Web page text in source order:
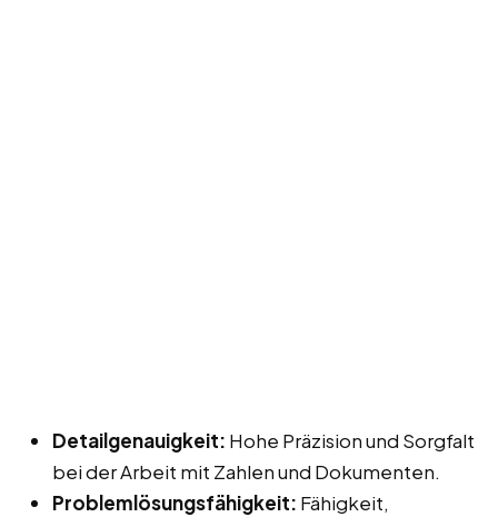
Detailgenauigkeit: Hohe Präzision und Sorgfalt
bei der Arbeit mit Zahlen und Dokumenten.
Problemlösungsfähigkeit: Fähigkeit,